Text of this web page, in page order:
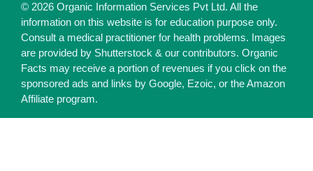
© 2026 Organic Information Services Pvt Ltd. All the
information on this website is for education purpose only.
Consult a medical practitioner for health problems. Images
are provided by Shutterstock & our contributors. Organic
Facts may receive a portion of revenues if you click on the
sponsored ads and links by Google, Ezoic, or the Amazon
Affiliate program.